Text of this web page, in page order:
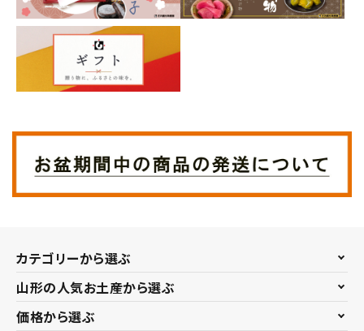
カテゴリーから選ぶ
山形の人気お土産から選ぶ
価格から選ぶ